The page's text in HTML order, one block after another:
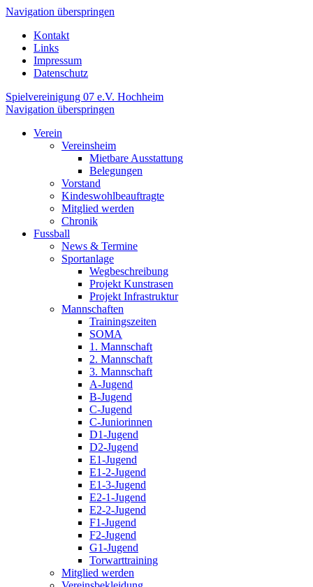
Navigation überspringen
Kontakt
Links
Impressum
Datenschutz
Spielvereinigung 07 e.V. Hochheim
Navigation überspringen
Verein
Vereinsheim
Mietbare Ausstattung
Belegungen
Vorstand
Kindeswohlbeauftragte
Mitglied werden
Chronik
Fussball
News & Termine
Sportanlage
Wegbeschreibung
Projekt Kunstrasen
Projekt Infrastruktur
Mannschaften
Trainingszeiten
SOMA
1. Mannschaft
2. Mannschaft
3. Mannschaft
A-Jugend
B-Jugend
C-Jugend
C-Juniorinnen
D1-Jugend
D2-Jugend
E1-Jugend
E1-2-Jugend
E1-3-Jugend
E2-1-Jugend
E2-2-Jugend
F1-Jugend
F2-Jugend
G1-Jugend
Torwarttraining
Mitglied werden